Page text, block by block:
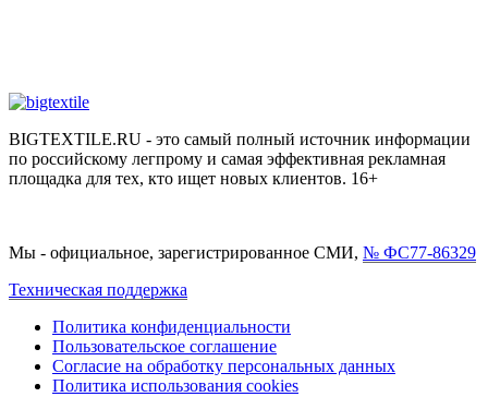
BIGTEXTILE.RU - это самый полный источник информации
по российскому легпрому и самая эффективная рекламная
площадка для тех, кто ищет новых клиентов. 16+
Мы - официальное, зарегистрированное СМИ, № ФС77-86329
Техническая поддержка
Политика конфиденциальности
Пользовательское соглашение
Согласие на обработку персональных данных
Политика использования cookies